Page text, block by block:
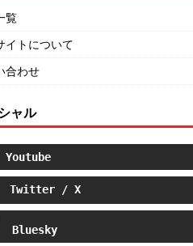
覧
イトについて
合わせ
ャル
Youtube
Twitter / X
Bluesky